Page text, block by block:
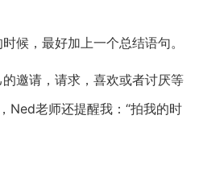
候，最好加上一个总结语句。
邀请，请求，喜欢或者讨厌等
Ned老师还提醒我：“拍我的时